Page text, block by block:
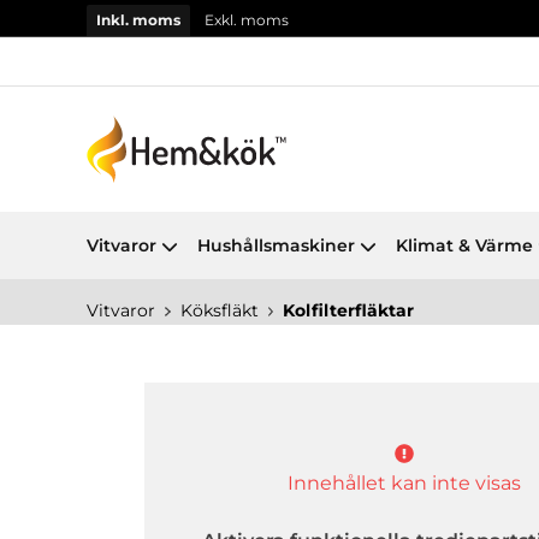
Inkl. moms Exkl. moms
Vitvaror Hushållsmaskiner Klimat & Värme
Vitvaror Köksfläkt Kolfilterfläktar
Innehållet kan inte visas